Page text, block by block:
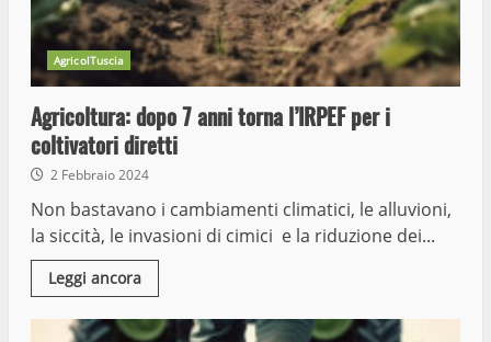
AgricolTuscia
Agricoltura: dopo 7 anni torna l’IRPEF per i
coltivatori diretti
2 Febbraio 2024
Non bastavano i cambiamenti climatici, le alluvioni,
la siccità, le invasioni di cimici e la riduzione dei...
Leggi ancora